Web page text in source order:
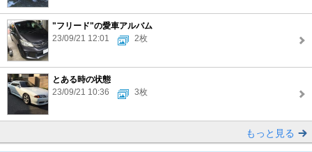
"フリード"の愛車アルバム
23/09/21 12:01
2枚
とある時の状態
23/09/21 10:36
3枚
もっと見る